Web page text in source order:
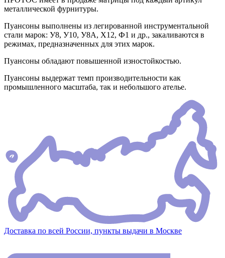
металлической фурнитуры.
Пуансоны выполнены из легированной инструментальной
стали марок: У8, У10, У8А, Х12, Ф1 и др., закаливаются в
режимах, предназначенных для этих марок.
Пуансоны обладают повышенной изностойкостью.
Пуансоны выдержат темп производительности как
промышленного масштаба, так и небольшого ателье.
Доставка по всей России, пункты выдачи в Москве